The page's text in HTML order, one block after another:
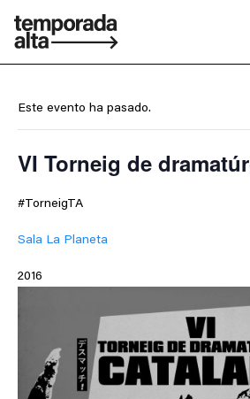
Temporada
Este evento ha pasado.
VI Torneig de
#TorneigTA
Sala La Planeta
2016